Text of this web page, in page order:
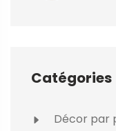
Catégories
Décor par